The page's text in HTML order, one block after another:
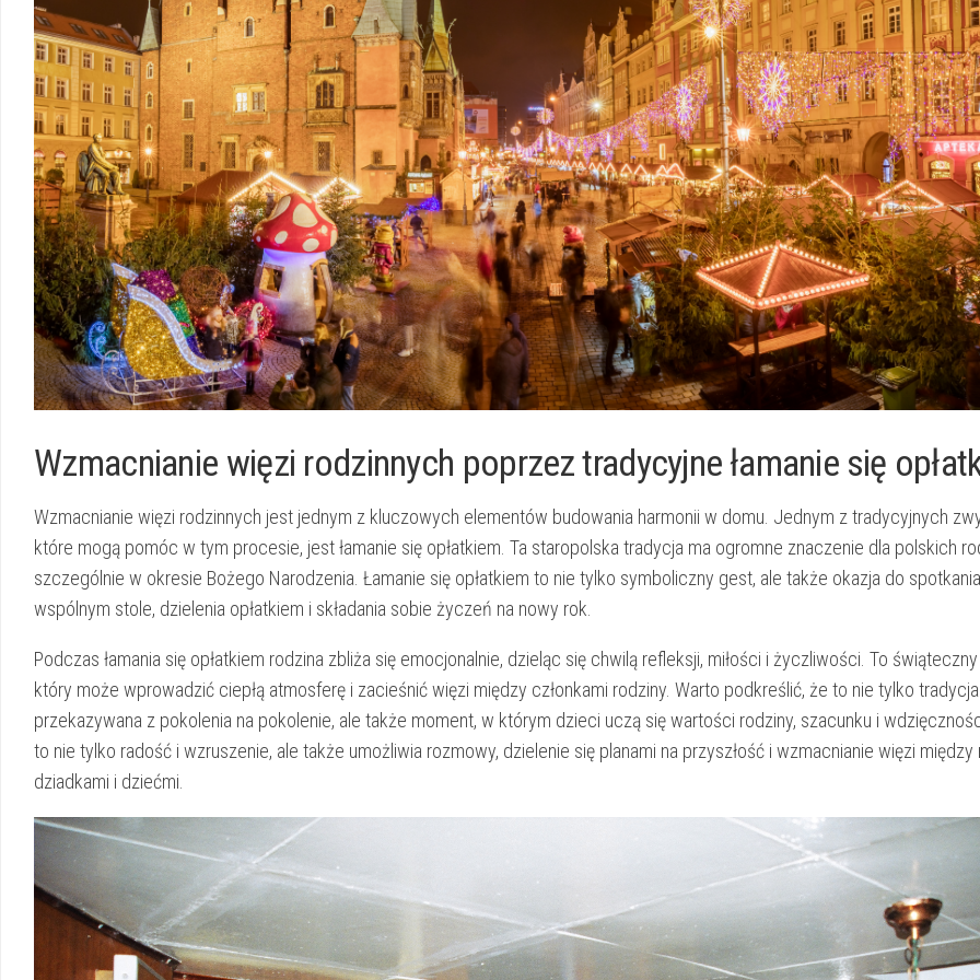
Wzmacnianie​ więzi rodzinnych poprzez⁣ tradycyjne⁣ łamanie⁢ się
Wzmacnianie⁤ więzi rodzinnych jest jednym z kluczowych ⁣elementów budowania ⁣harmonii w domu. Jednym z⁢ tradycyjnych
które mogą ‌pomóc w tym procesie, jest​ łamanie się opłatkiem. Ta staropolska ⁤tradycja ma ogromne znaczenie dla polskich
szczególnie w okresie Bożego ​Narodzenia. Łamanie się opłatkiem to nie tylko symboliczny gest, ale także okazja do
wspólnym stole,⁣ dzielenia opłatkiem i ⁢składania sobie życzeń⁢ na nowy rok.
Podczas łamania​ się opłatkiem rodzina zbliża się emocjonalnie, dzieląc się chwilą refleksji, miłości i życzliwości. To świąteczny
‍który może⁢ wprowadzić ciepłą atmosferę i zacieśnić‍ więzi między członkami rodziny. Warto podkreślić,‌ że to nie‌ tylko ⁤tradycja
⁤przekazywana z pokolenia na pokolenie, ale także moment, w którym dzieci uczą się wartości‌ rodziny,⁤ szacunku ‌i
to nie‌ tylko radość i wzruszenie,⁤ ale także umożliwia rozmowy, dzielenie się planami na przyszłość i wzmacnianie więzi ⁣między
dziadkami ‍i dziećmi.